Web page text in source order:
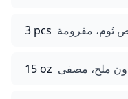
3 pcs ثوم، مفرومة
15 oz ملح، مصفى